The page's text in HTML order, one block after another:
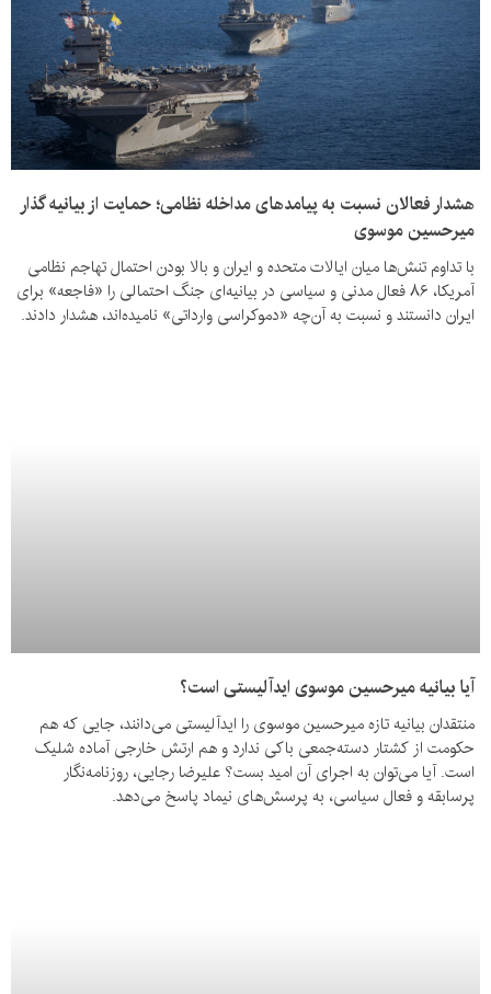
هشدار فعالان نسبت به پیامدهای مداخله نظامی؛ حمایت از بیانیه گذار
میرحسین موسوی
با تداوم تنش‌ها میان ایالات متحده و ایران و بالا بودن احتمال تهاجم نظامی
آمریکا، ۸۶ فعال مدنی و سیاسی در بیانیه‌ای جنگ احتمالی را «فاجعه» برای
ایران دانستند و نسبت به آن‌چه «دموکراسی وارداتی» نامیده‌اند، هشدار دادند.
آیا بیانیه میرحسین موسوی ایدآلیستی است؟
منتقدان بیانیه تازه میرحسین موسوی را ایدآلیستی می‌دانند، جایی که هم
حکومت از کشتار دسته‌جمعی باکی ندارد و هم ارتش خارجی آماده شلیک
است. آیا می‌توان به اجرای آن امید بست؟ علیرضا رجایی، روزنامه‌نگار
پرسابقه و فعال سیاسی، به پرسش‌های نیماد پاسخ می‌دهد.